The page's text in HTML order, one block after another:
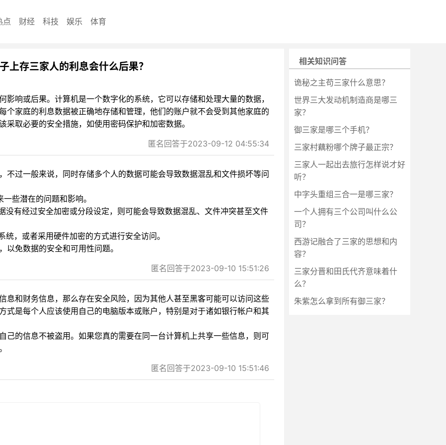
点 财经 科技 娱乐 体育
上存三家人的利息会什么后果？
响或后果。计算机是一个数字化的系统，它可以存储和处理大量的数据，
个家庭的利息数据被正确地存储和管理，他们的账户就不会受到其他家庭的
取必要的安全措施，如使用密码保护和加密数据。
匿名回答于2023-09-12 04:55:34
不过一般来说，同时存储多个人的数据可能会导致数据混乱和文件损坏等问
些潜在的问题和影响。
没有经过安全加密或分段设定，则可能会导致数据混乱、文件冲突甚至文件
，或者采用硬件加密的方式进行安全访问。
以免数据的安全和可用性问题。
匿名回答于2023-09-10 15:51:26
息和财务信息，那么存在安全风险，因为其他人甚至黑客可能可以访问这些
式是每个人应该使用自己的电脑版本或账户，特别是对于诸如银行帐户和其
己的信息不被盗用。如果您真的需要在同一台计算机上共享一些信息，则可
匿名回答于2023-09-10 15:51:46
相关知识问答
诡秘之主苟三家什么意思？
世界三大发动机制造商是哪三
家？
御三家是哪三个手机？
三家村藕粉哪个牌子最正宗？
三家人一起出去旅行怎样说才好
听？
中字头重组三合一是哪三家？
一个人拥有三个公司叫什么公
司？
西游记融合了三家的思想和内
容？
三家分晋和田氏代齐意味着什
么？
朱紫怎么拿到所有御三家？